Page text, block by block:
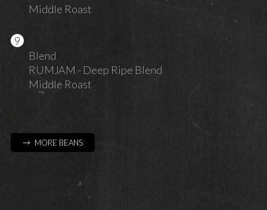
Middle Roast
Blend
RUMJAM - Deep Ripe Blend
Middle Roast
→ MORE BEANS